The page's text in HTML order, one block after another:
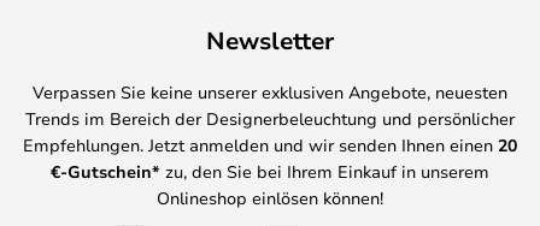
Newsletter
Verpassen Sie keine unserer exklusiven Angebote, neuesten
Trends im Bereich der Designerbeleuchtung und persönlicher
Empfehlungen. Jetzt anmelden und wir senden Ihnen einen 20
€-Gutschein* zu, den Sie bei Ihrem Einkauf in unserem
Onlineshop einlösen können!